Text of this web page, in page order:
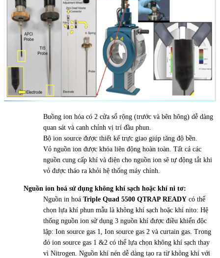
Buồng ion hóa có 2 cửa sổ rộng (trước và bên hông) dễ dàng
quan sát và canh chỉnh vị trí đầu phun.
Bộ ion source được thiết kế trực giao giúp tăng độ bền.
Vỏ nguồn ion được khóa liên động hoàn toàn. Tất cả các
nguồn cung cấp khí và điện cho nguồn ion sẽ tự động tắt khi
vỏ được tháo ra khỏi hệ thống máy chính.
Nguồn ion hoá sử dụng không khí sạch hoặc khí ni tơ:
Nguồn in hoá Triple Quad 5500 QTRAP READY có thể
chọn lựa khí phun mẫu là không khí sạch hoặc khí nito: Hệ
thống nguồn ion sử dụng 3 nguồn khí được điều khiển độc
lập: Ion source gas 1, Ion source gas 2 và curtain gas. Trong
đó ion source gas 1 &2 có thể lựa chọn không khí sạch thay
vì Nitrogen. Nguồn khí nén dễ dàng tạo ra từ không khí với